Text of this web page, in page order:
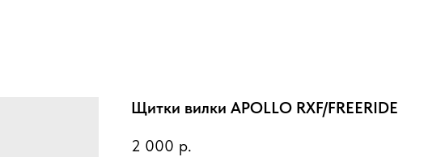
Щитки вилки APOLLO RXF/FREERIDE
2 000 р.